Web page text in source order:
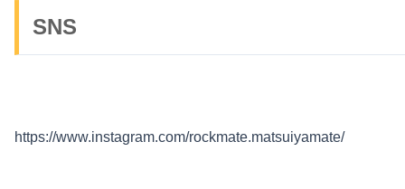
SNS
https://www.instagram.com/rockmate.matsuiyamate/